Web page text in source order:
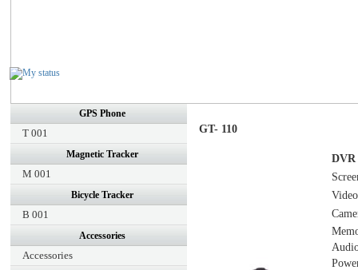
GPS Phone
T 001
Magnetic Tracker
M 001
Bicycle Tracker
B 001
Accessories
Accessories
GT- 110